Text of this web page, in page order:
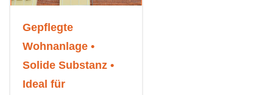
Gepflegte
Wohnanlage •
Solide Substanz •
Ideal für